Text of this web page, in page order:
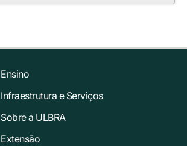
Ensino
Infraestrutura e Serviços
Sobre a ULBRA
Extensão